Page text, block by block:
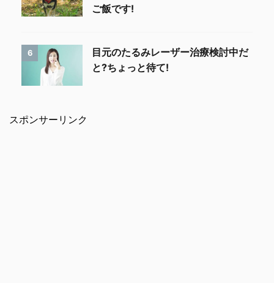
ご飯です!
6
目元のたるみレーザー治療検討中だ
と?ちょっと待て!
スポンサーリンク